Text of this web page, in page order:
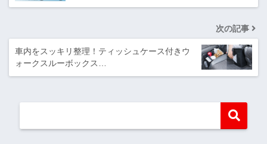
次の記事
車内をスッキリ整理！ティッシュケース付きウ
ォークスルーボックス…